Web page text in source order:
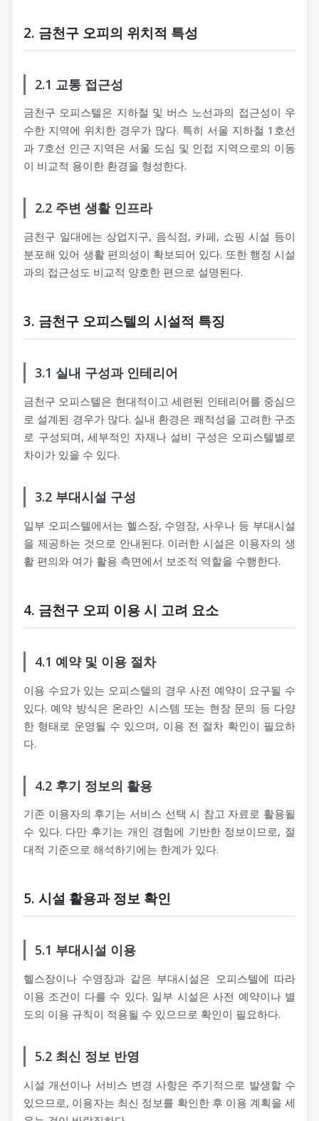
2. 금천구 오피의 위치적 특성
2.1 교통 접근성
금천구 오피스텔은 지하철 및 버스 노선과의 접근성이 우
수한 지역에 위치한 경우가 많다. 특히 서울 지하철 1호선
과 7호선 인근 지역은 서울 도심 및 인접 지역으로의 이동
이 비교적 용이한 환경을 형성한다.
2.2 주변 생활 인프라
금천구 일대에는 상업지구, 음식점, 카페, 쇼핑 시설 등이
분포해 있어 생활 편의성이 확보되어 있다. 또한 행정 시설
과의 접근성도 비교적 양호한 편으로 설명된다.
3. 금천구 오피스텔의 시설적 특징
3.1 실내 구성과 인테리어
금천구 오피스텔은 현대적이고 세련된 인테리어를 중심으
로 설계된 경우가 많다. 실내 환경은 쾌적성을 고려한 구조
로 구성되며, 세부적인 자재나 설비 구성은 오피스텔별로
차이가 있을 수 있다.
3.2 부대시설 구성
일부 오피스텔에서는 헬스장, 수영장, 사우나 등 부대시설
을 제공하는 것으로 안내된다. 이러한 시설은 이용자의 생
활 편의와 여가 활용 측면에서 보조적 역할을 수행한다.
4. 금천구 오피 이용 시 고려 요소
4.1 예약 및 이용 절차
이용 수요가 있는 오피스텔의 경우 사전 예약이 요구될 수
있다. 예약 방식은 온라인 시스템 또는 현장 문의 등 다양
한 형태로 운영될 수 있으며, 이용 전 절차 확인이 필요하
다.
4.2 후기 정보의 활용
기존 이용자의 후기는 서비스 선택 시 참고 자료로 활용될
수 있다. 다만 후기는 개인 경험에 기반한 정보이므로, 절
대적 기준으로 해석하기에는 한계가 있다.
5. 시설 활용과 정보 확인
5.1 부대시설 이용
헬스장이나 수영장과 같은 부대시설은 오피스텔에 따라
이용 조건이 다를 수 있다. 일부 시설은 사전 예약이나 별
도의 이용 규칙이 적용될 수 있으므로 확인이 필요하다.
5.2 최신 정보 반영
시설 개선이나 서비스 변경 사항은 주기적으로 발생할 수
있으므로, 이용자는 최신 정보를 확인한 후 이용 계획을 세